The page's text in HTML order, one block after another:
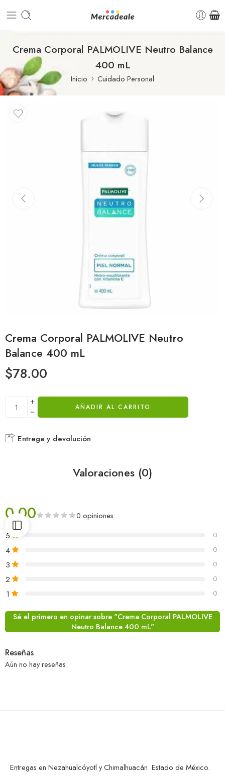
Crema Corporal PALMOLIVE Neutro Balance
400 mL
Inicio Cuidado Personal
Crema Corporal PALMOLIVE Neutro
Balance 400 mL
$78.00
AÑADIR AL CARRITO
Entrega y devolución
Valoraciones (0)
0.00 0 opiniones
5 0
4 0
3 0
2 0
1 0
Sé el primero en opinar sobre "Crema Corporal PALMOLIVE
Neutro Balance 400 mL"
Reseñas
Aún no hay reseñas.
Entregas en Nezahualcóyotl y Chimalhuacán. Estado de México.